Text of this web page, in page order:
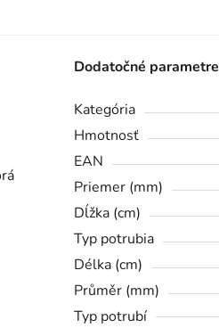
Dodatočné parametre
Kategória
Hmotnosť
EAN
Priemer (mm)
Dĺžka (cm)
Typ potrubia
Délka (cm)
Průměr (mm)
Typ potrubí